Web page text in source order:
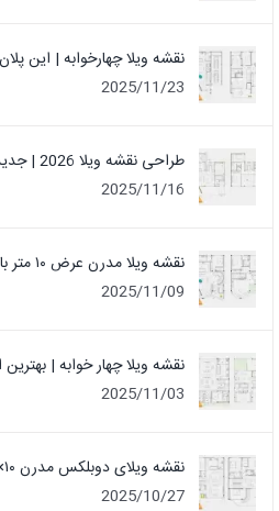
نقشه ویلا چهارخوابه | این
2025/11/23
طراحی نقشه ویلا 2026 | جدیدترین پلان ویلا دوبلکس
2025/11/16
نقشه ویلا مدرن عرض ۱۰ متر با خطوط منحنی شگفت انگیز
2025/11/09
نقشه ویلا چهار خوابه | بهترین
2025/11/03
نقشه ویلای دوبلکس مدرن ۱۰×۱۳ با تراس رویایی
2025/10/27